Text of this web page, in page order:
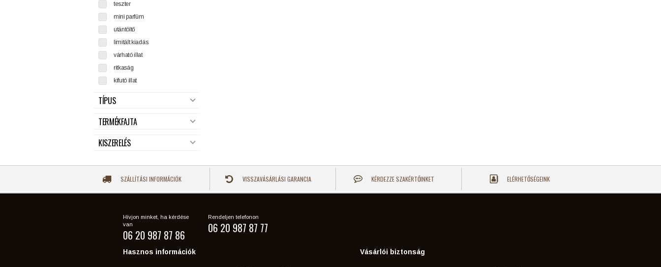
teszter
mini parfüm
utántöltő
limitált kiadás
várható illat
ritkaság
kifutó illat
TÍPUS
TERMÉKFAJTA
KISZERELÉS
SZÁLLÍTÁSI INFORMÁCIÓK VISSZAVÁSÁRLÁSI GARANCIA KÉRDEZZE SZAKÉRTŐINKET ELÉRHETŐSÉGEINK
Hívjon minket, ha kérdése
van
06 20 987 87 86
Rendeljen telefonon
06 20 987 87 77
Hasznos információk Vásárlói biztonság